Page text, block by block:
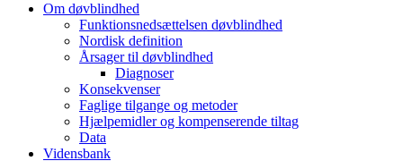
Om døvblindhed
Funktionsnedsættelsen døvblindhed
Nordisk definition
Årsager til døvblindhed
Diagnoser
Konsekvenser
Faglige tilgange og metoder
Hjælpemidler og kompenserende tiltag
Data
Vidensbank